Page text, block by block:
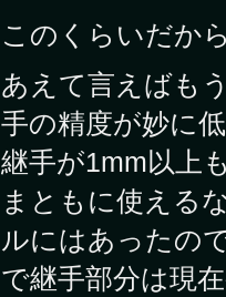
このくらいだか
あえて言えばも
手の精度が妙に
継手が1mm以上
まともに使える
ルにはあったの
で継手部分は現